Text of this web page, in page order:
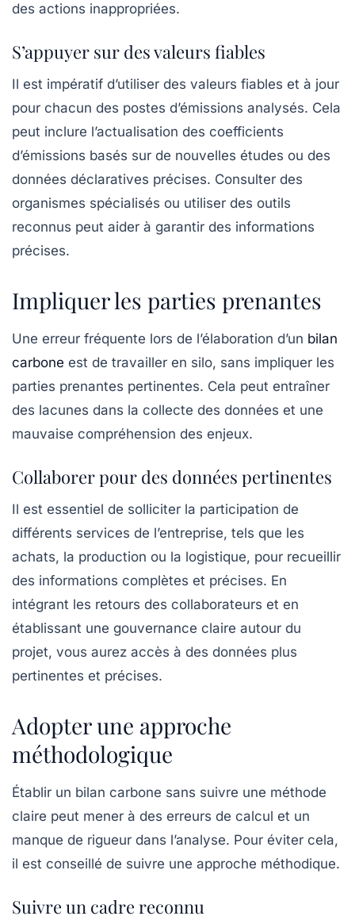
des actions inappropriées.
S’appuyer sur des valeurs fiables
Il est impératif d’utiliser des valeurs fiables et à jour
pour chacun des postes d’émissions analysés. Cela
peut inclure l’actualisation des coefficients
d’émissions basés sur de nouvelles études ou des
données déclaratives précises. Consulter des
organismes spécialisés ou utiliser des outils
reconnus peut aider à garantir des informations
précises.
Impliquer les parties prenantes
Une erreur fréquente lors de l’élaboration d’un bilan
carbone est de travailler en silo, sans impliquer les
parties prenantes pertinentes. Cela peut entraîner
des lacunes dans la collecte des données et une
mauvaise compréhension des enjeux.
Collaborer pour des données pertinentes
Il est essentiel de solliciter la participation de
différents services de l’entreprise, tels que les
achats, la production ou la logistique, pour recueillir
des informations complètes et précises. En
intégrant les retours des collaborateurs et en
établissant une gouvernance claire autour du
projet, vous aurez accès à des données plus
pertinentes et précises.
Adopter une approche
méthodologique
Établir un bilan carbone sans suivre une méthode
claire peut mener à des erreurs de calcul et un
manque de rigueur dans l’analyse. Pour éviter cela,
il est conseillé de suivre une approche méthodique.
Suivre un cadre reconnu